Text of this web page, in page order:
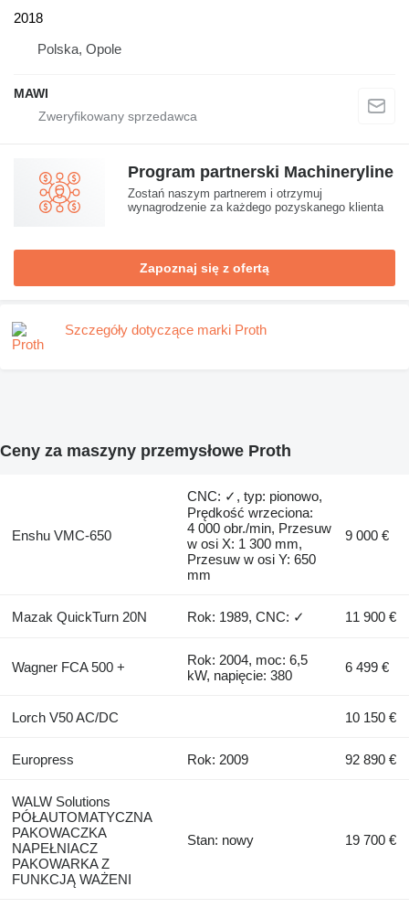
2018
Polska, Opole
MAWI
Program partnerski Machineryline
Zostań naszym partnerem i otrzymuj
wynagrodzenie za każdego pozyskanego klienta
Zapoznaj się z ofertą
Szczegóły dotyczące marki Proth
Ceny za maszyny przemysłowe Proth
Enshu VMC-650
CNC: ✓, typ: pionowo,
Prędkość wrzeciona:
4 000 obr./min, Przesuw
w osi X: 1 300 mm,
Przesuw w osi Y: 650
mm
9 000 €
Mazak QuickTurn 20N Rok: 1989, CNC: ✓ 11 900 €
Wagner FCA 500 +
Rok: 2004, moc: 6,5
kW, napięcie: 380
6 499 €
Lorch V50 AC/DC 10 150 €
Europress Rok: 2009 92 890 €
WALW Solutions
PÓŁAUTOMATYCZNA
PAKOWACZKA
NAPEŁNIACZ
PAKOWARKA Z
FUNKCJĄ WAŻENI
Stan: nowy 19 700 €